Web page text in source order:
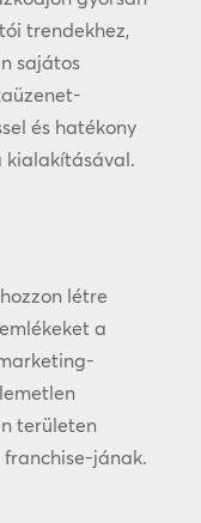
trendekhez,
sajátos
és hatékony
kialakításával.
létre
a
területen
jának.